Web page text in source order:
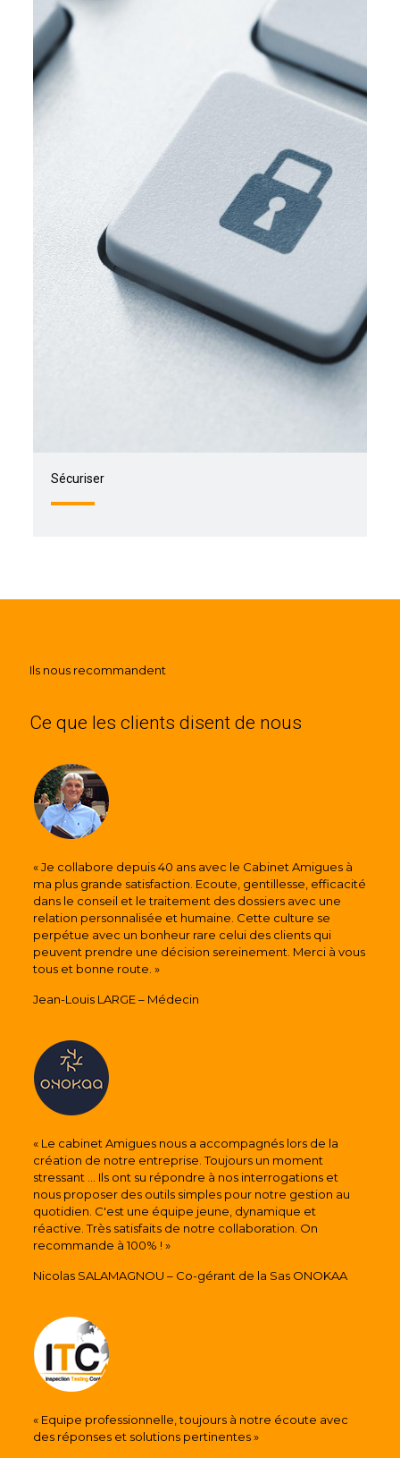
Sécuriser
Ils nous recommandent
Ce que les clients disent de nous
« Je collabore depuis 40 ans avec le Cabinet Amigues à
ma plus grande satisfaction. Ecoute, gentillesse, efficacité
dans le conseil et le traitement des dossiers avec une
relation personnalisée et humaine. Cette culture se
perpétue avec un bonheur rare celui des clients qui
peuvent prendre une décision sereinement. Merci à vous
tous et bonne route. »
Jean-Louis LARGE – Médecin
« Le cabinet Amigues nous a accompagnés lors de la
création de notre entreprise. Toujours un moment
stressant ... Ils ont su répondre à nos interrogations et
nous proposer des outils simples pour notre gestion au
quotidien. C'est une équipe jeune, dynamique et
réactive. Très satisfaits de notre collaboration. On
recommande à 100% ! »
Nicolas SALAMAGNOU – Co-gérant de la Sas ONOKAA
« Equipe professionnelle, toujours à notre écoute avec
des réponses et solutions pertinentes »